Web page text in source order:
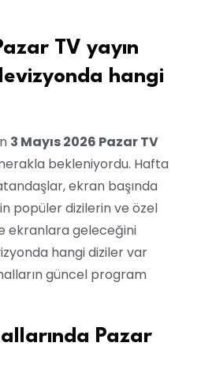
TV yayın
hangi
3 Mayıs 2026 Pazar TV
bekleniyordu. Hafta
ekran başında
popüler dizilerin ve özel
ekranlara geleceğini
hangi diziler var
güncel program
Pazar